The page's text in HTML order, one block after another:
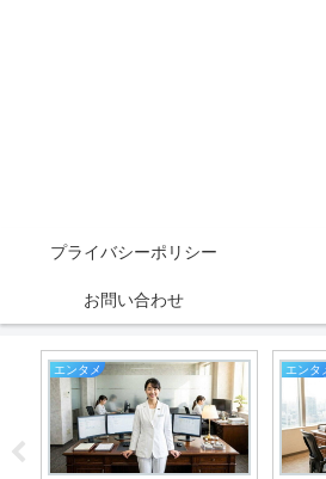
プライバシーポリシー
お問い合わせ
エンタメ エンタ